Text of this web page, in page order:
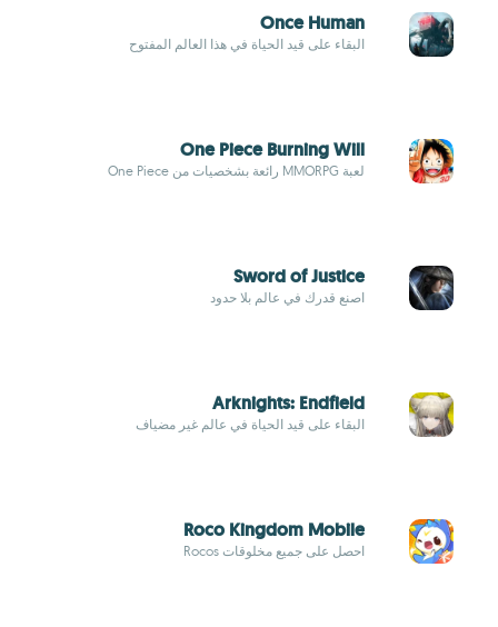
Once Human
البقاء على قيد الحياة في هذا العالم المفتوح
One Piece Burning Will
لعبة MMORPG رائعة بشخصيات من One Piece
Sword of Justice
اصنع قدرك في عالم بلا حدود
Arknights: Endfield
البقاء على قيد الحياة في عالم غير مضياف
Roco Kingdom Mobile
احصل على جميع مخلوقات Rocos